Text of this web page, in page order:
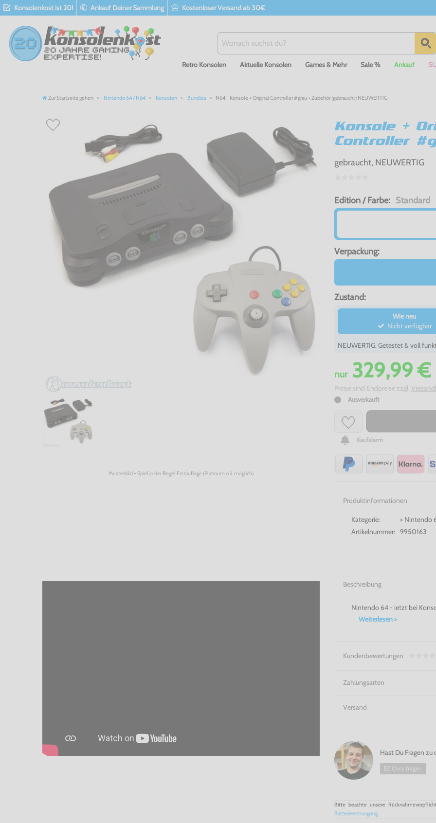
Konsolenkost ist 20! Ankauf Deiner Sammlung Kostenloser Versand ab 30€
Retro Konsolen Aktuelle Konsolen Games & Mehr Sale % Ankauf
Zur Startseite gehen Nintendo 64 / N64 Konsolen Bundles N64 - Konsole + Original Controller #grau + Zubehör (gebraucht) NEUWERTIG
Musterbild - Spiel in der Regel Erstauflage (Platinum o.ä. möglich)
Konsole +
Controller
gebraucht, NEUWERTIG
Edition / Farbe: Standard
Verpackung:
Zustand:
Wie neu
Nicht verfügbar
NEUWERTIG. Getestet & voll
nur329,99 €
Preise sind Endpreise zzgl.
Ausverkauft
Kaufalarm
Produktinformationen
Kategorie:
> Nintendo
Artikelnummer:
9950163
Beschreibung
Nintendo 64 - jetzt bei
Weiterlesen >
Kundenbewertungen
Zahlungsarten
Versand
Hast Du Fragen zu
Chris fragen
Bitte beachte unsere
Batterieentsorgung